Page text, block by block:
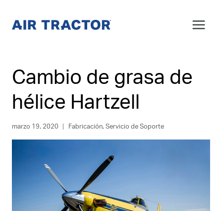
Contenido
Cambio de grasa de
hélice Hartzell
marzo 19, 2020 Fabricación, Servicio de Soporte